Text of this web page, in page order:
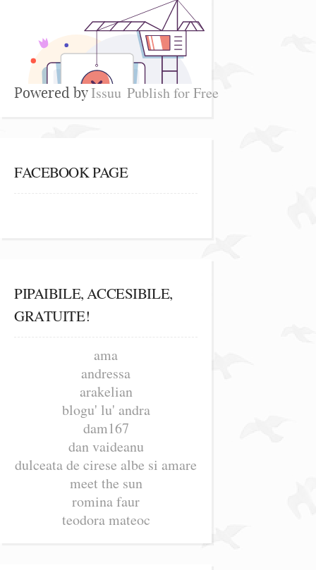
Powered byIssuu Publish for Free
FACEBOOK PAGE
PIPAIBILE, ACCESIBILE,
GRATUITE!
ama
andressa
arakelian
blogu' lu' andra
dam167
dan vaideanu
dulceata de cirese albe si amare
meet the sun
romina faur
teodora mateoc